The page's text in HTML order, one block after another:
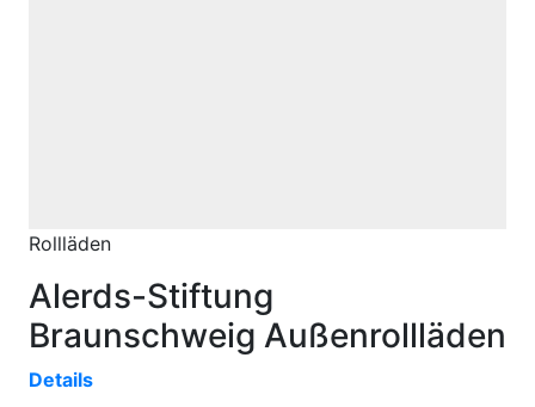
Rollläden
Alerds-Stiftung
Braunschweig Außenrollläden
Details